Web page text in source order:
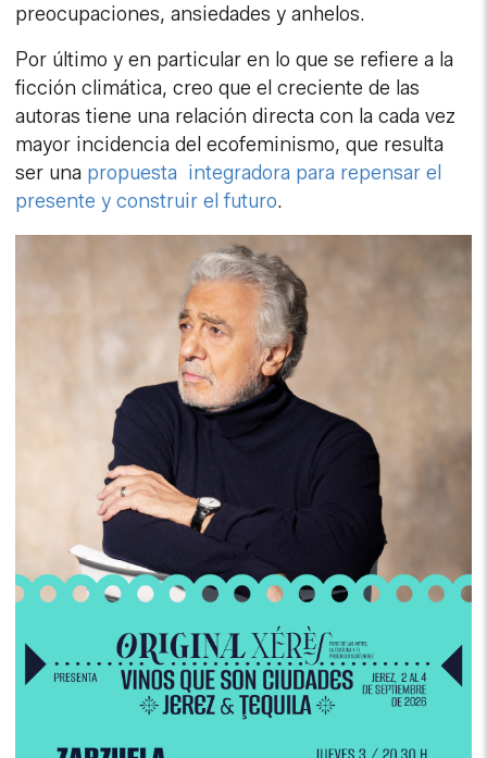
preocupaciones, ansiedades y anhelos.
Por último y en particular en lo que se refiere a la
ficción climática, creo que el creciente de las
autoras tiene una relación directa con la cada vez
mayor incidencia del ecofeminismo, que resulta
ser una propuesta integradora para repensar el
presente y construir el futuro.